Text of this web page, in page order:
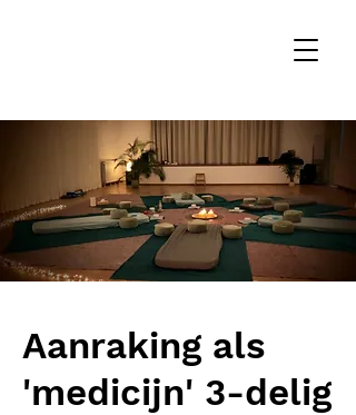
Aanraking als
'medicijn' 3-delig